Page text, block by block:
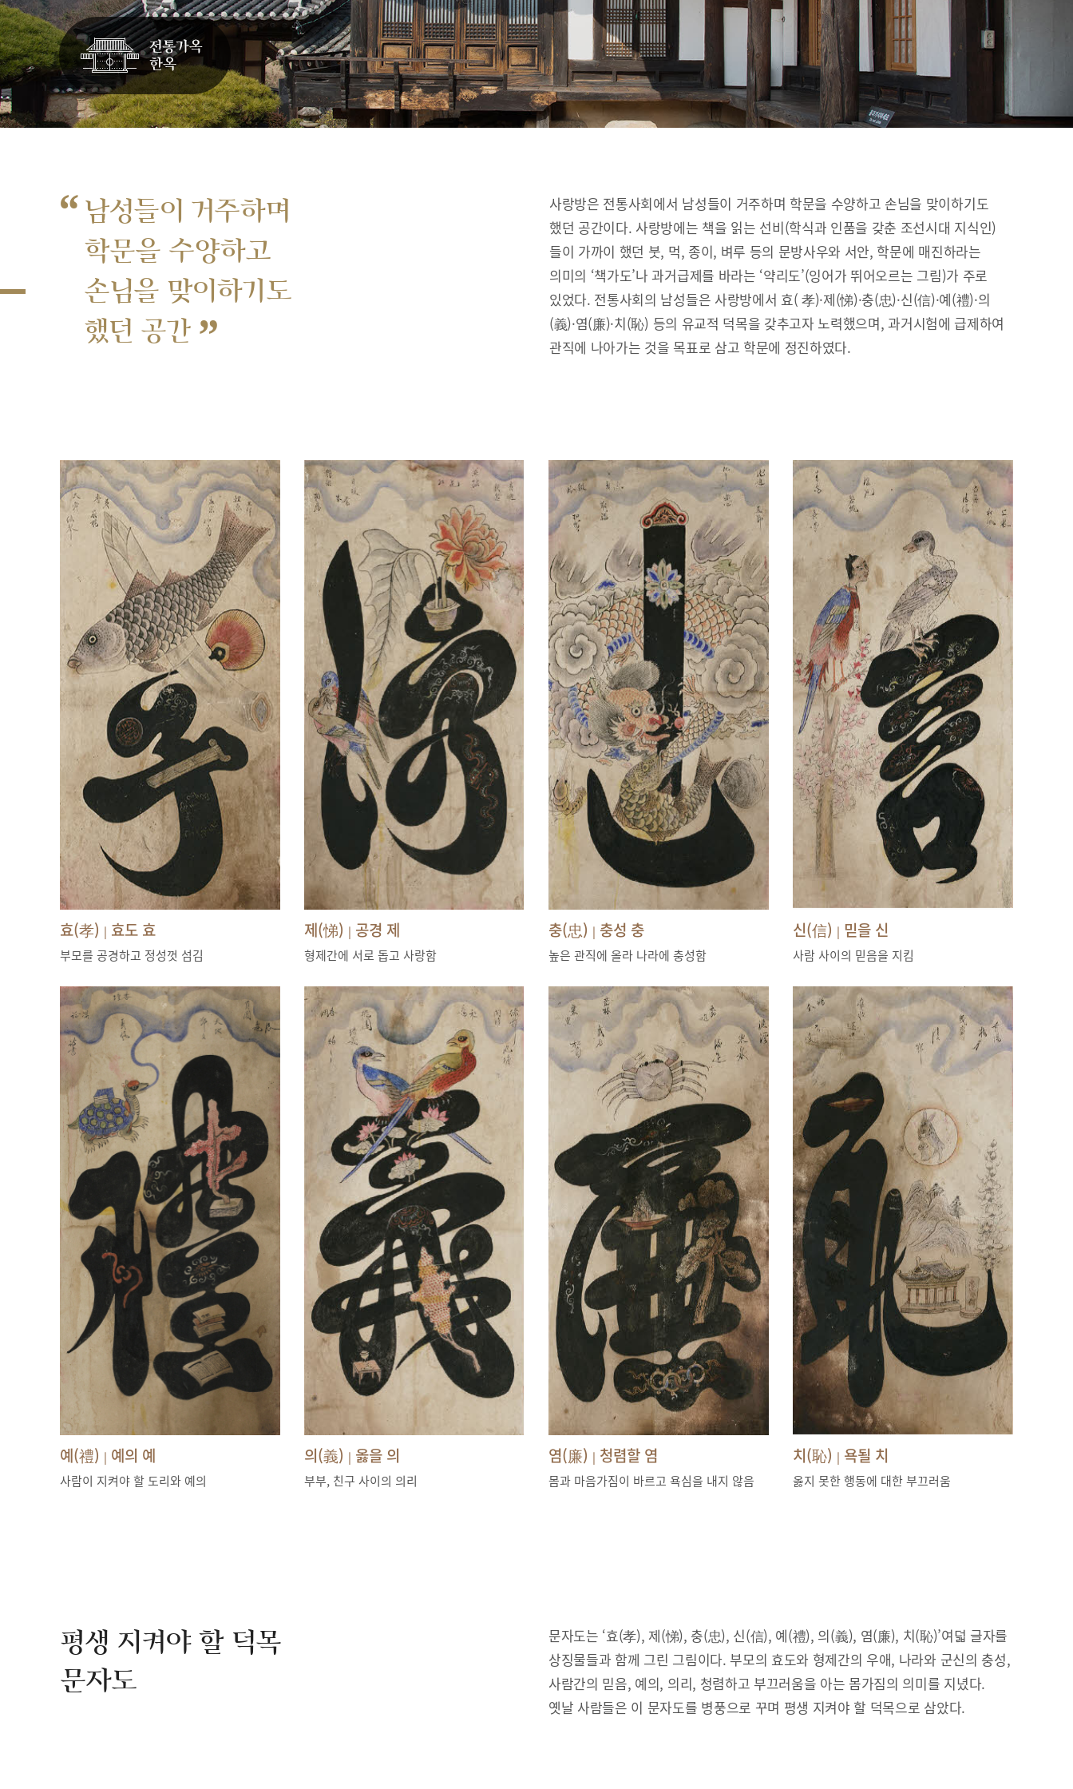
“ 남성들이 거주하며
학문을 수양하고
손님을 맞이하기도
했던 공간 ”
사랑방은 전통사회에서 남성들이 거주하며 학문을 수양하고 손님을 맞이하기도
했던 공간이다. 사랑방에는 책을 읽는 선비(학식과 인품을 갖춘 조선시대 지식인)
들이 가까이 했던 붓, 먹, 종이, 벼루 등의 문방사우와 서안, 학문에 매진하라는
의미의 ‘책가도’나 과거급제를 바라는 ‘약리도’(잉어가 뛰어오르는 그림)가 주로
있었다. 전통사회의 남성들은 사랑방에서 효( 孝)·제(悌)·충(忠)·신(信)·예(禮)·의
(義)·염(廉)·치(恥) 등의 유교적 덕목을 갖추고자 노력했으며, 과거시험에 급제하여
관직에 나아가는 것을 목표로 삼고 학문에 정진하였다.
효(孝) | 효도 효
부모를 공경하고 정성껏 섬김
제(悌) | 공경 제
형제간에 서로 돕고 사랑함
충(忠) | 충성 충
높은 관직에 올라 나라에 충성함
신(信) | 믿을 신
사람 사이의 믿음을 지킴
예(禮) | 예의 예
사람이 지켜야 할 도리와 예의
의(義) | 옳을 의
부부, 친구 사이의 의리
염(廉) | 청렴할 염
몸과 마음가짐이 바르고 욕심을 내지 않음
치(恥) | 욕될 치
옳지 못한 행동에 대한 부끄러움
평생 지켜야 할 덕목
문자도
문자도는 ‘효(孝), 제(悌), 충(忠), 신(信), 예(禮), 의(義), 염(廉), 치(恥)’여덟 글자를
상징물들과 함께 그린 그림이다. 부모의 효도와 형제간의 우애, 나라와 군신의 충성,
사람간의 믿음, 예의, 의리, 청렴하고 부끄러움을 아는 몸가짐의 의미를 지녔다.
옛날 사람들은 이 문자도를 병풍으로 꾸며 평생 지켜야 할 덕목으로 삼았다.